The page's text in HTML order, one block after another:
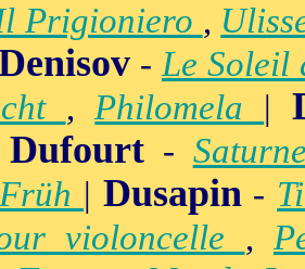
Prigioniero ,
-Le Soleil
,Philomela |
Dufourt-
| Dusapin-
violoncelle ,